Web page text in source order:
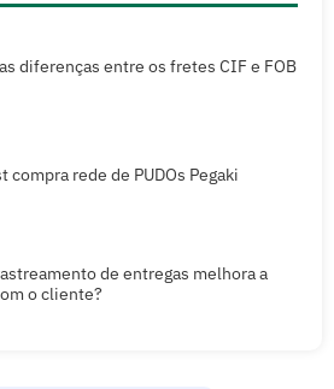
diferenças entre os fretes CIF e FOB
rede de PUDOs Pegaki
de entregas melhora a
o cliente?